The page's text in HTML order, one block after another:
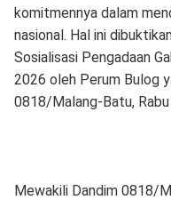
komitmennya dalam
nasional. Hal ini
Sosialisasi Pengadaan
2026 oleh Perum Bulog
0818/Malang-Batu,
​Mewakili Dandim 0818/